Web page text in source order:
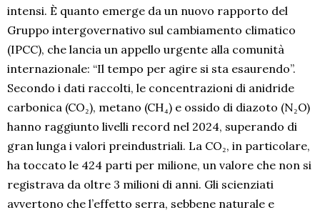
intensi. È quanto emerge da un nuovo rapporto del
Gruppo intergovernativo sul cambiamento climatico
(IPCC), che lancia un appello urgente alla comunità
internazionale: “Il tempo per agire si sta esaurendo”.
Secondo i dati raccolti, le concentrazioni di anidride
carbonica (CO₂), metano (CH₄) e ossido di diazoto (N₂O)
hanno raggiunto livelli record nel 2024, superando di
gran lunga i valori preindustriali. La CO₂, in particolare,
ha toccato le 424 parti per milione, un valore che non si
registrava da oltre 3 milioni di anni. Gli scienziati
avvertono che l’effetto serra, sebbene naturale e